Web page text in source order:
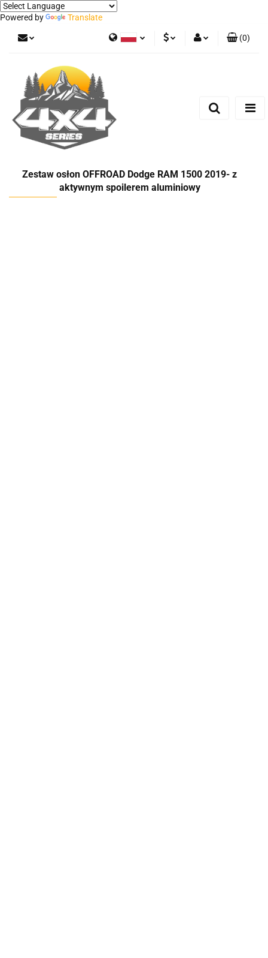
Powered by Translate
German
(0)
Zestaw osłon OFFROAD Dodge RAM 1500 2019- z
aktywnym spoilerem aluminiowy